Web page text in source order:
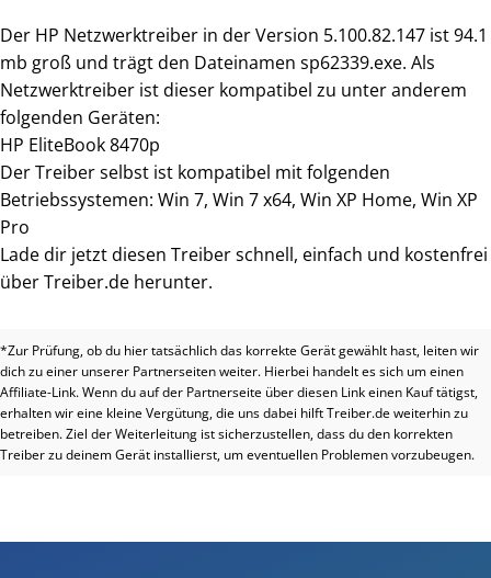
Der HP Netzwerktreiber in der Version 5.100.82.147 ist 94.1
mb groß und trägt den Dateinamen sp62339.exe. Als
Netzwerktreiber ist dieser kompatibel zu unter anderem
folgenden Geräten:
HP EliteBook 8470p
Der Treiber selbst ist kompatibel mit folgenden
Betriebssystemen: Win 7, Win 7 x64, Win XP Home, Win XP
Pro
Lade dir jetzt diesen Treiber schnell, einfach und kostenfrei
über Treiber.de herunter.
*Zur Prüfung, ob du hier tatsächlich das korrekte Gerät gewählt hast, leiten wir
dich zu einer unserer Partnerseiten weiter. Hierbei handelt es sich um einen
Affiliate-Link. Wenn du auf der Partnerseite über diesen Link einen Kauf tätigst,
erhalten wir eine kleine Vergütung, die uns dabei hilft Treiber.de weiterhin zu
betreiben. Ziel der Weiterleitung ist sicherzustellen, dass du den korrekten
Treiber zu deinem Gerät installierst, um eventuellen Problemen vorzubeugen.